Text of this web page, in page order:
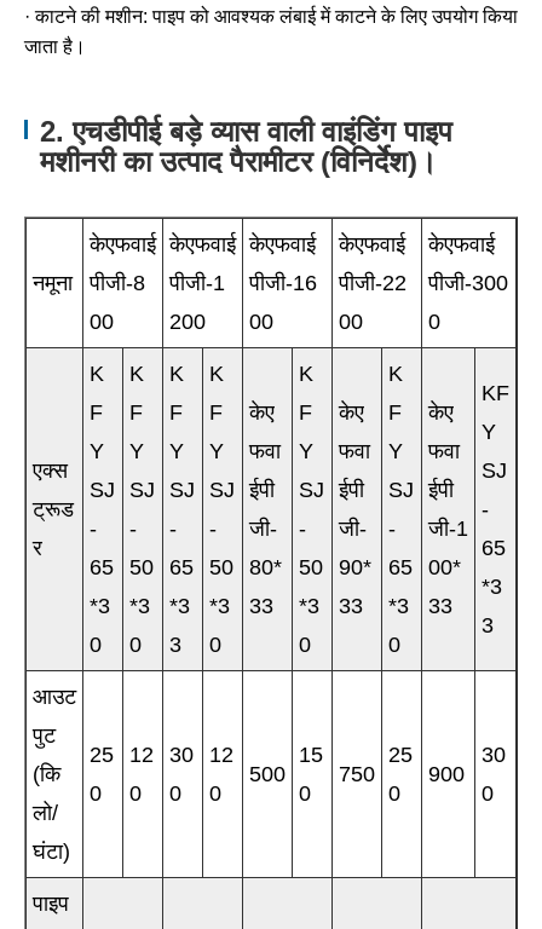
· काटने की मशीन: पाइप को आवश्यक लंबाई में काटने के लिए उपयोग किया
जाता है।
2. एचडीपीई बड़े व्यास वाली वाइंडिंग पाइप
मशीनरी का उत्पाद पैरामीटर (विनिर्देश)।
नमूना
केएफवाई
पीजी-8
00
केएफवाई
पीजी-1
200
केएफवाई
पीजी-16
00
केएफवाई
पीजी-22
00
केएफवाई
पीजी-300
0
एक्स
ट्रूड
र
K
F
Y
SJ
-
65
*3
0
K
F
Y
SJ
-
50
*3
0
K
F
Y
SJ
-
65
*3
3
K
F
Y
SJ
-
50
*3
0
केए
फवा
ईपी
जी-
80*
33
K
F
Y
SJ
-
50
*3
0
केए
फवा
ईपी
जी-
90*
33
K
F
Y
SJ
-
65
*3
0
केए
फवा
ईपी
जी-1
00*
33
KF
Y
SJ
-
65
*3
3
आउट
पुट
(कि
लो/
घंटा)
25
0
12
0
30
0
12
0
500
15
0
750
25
0
900
30
0
पाइप